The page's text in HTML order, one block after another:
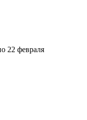
22 февраля